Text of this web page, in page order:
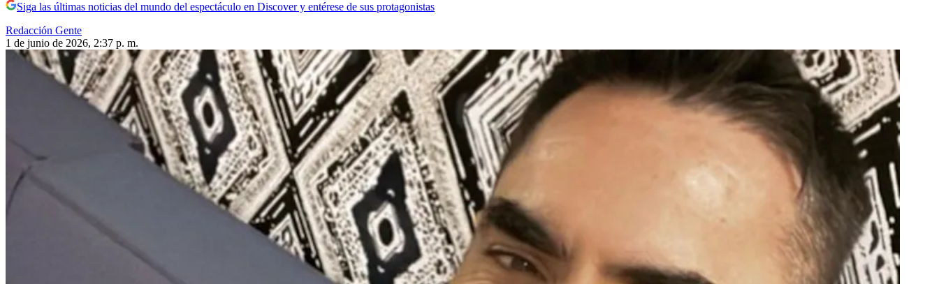
Siga las últimas noticias del mundo del espectáculo en Discover y entérese de sus protagonistas
Redacción Gente
1 de junio de 2026, 2:37 p. m.